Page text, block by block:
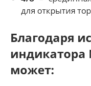
для открытия
Благодаря
индикатора
может: